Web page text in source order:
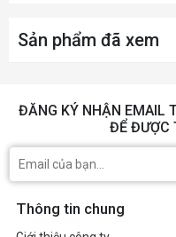
Accessories 1 x
Dimensions
Sản phẩm đã xem
ĐĂNG KÝ NHẬN EMAIL
ĐỂ ĐƯỢC
Thông tin chung